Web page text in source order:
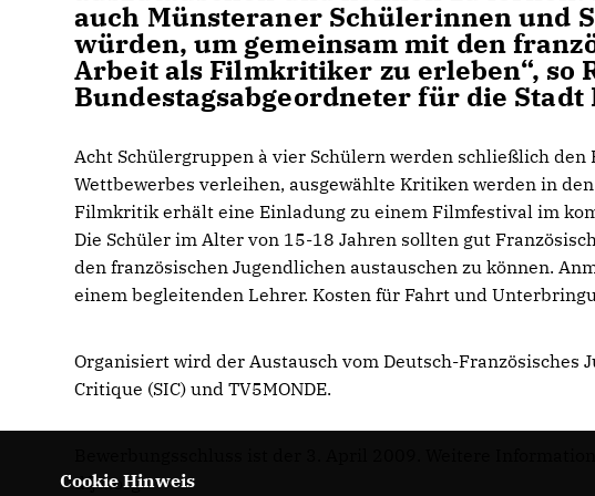
auch Münsteraner Schülerinnen und
würden, um gemeinsam mit den
Arbeit als Filmkritiker zu erleben“, so
Bundestagsabgeordneter für die Stadt
Acht Schülergruppen à vier Schülern werden schließlich den
Wettbewerbes verleihen, ausgewählte Kritiken werden in
Filmkritik erhält eine Einladung zu einem Filmfestival im
Die Schüler im Alter von 15-18 Jahren sollten gut
den französischen Jugendlichen austauschen zu können.
einem begleitenden Lehrer. Kosten für Fahrt und
Organisiert wird der Austausch vom Deutsch-Französisches
Critique (SIC) und TV5MONDE.
dfjw.org
Cookie Hinweis